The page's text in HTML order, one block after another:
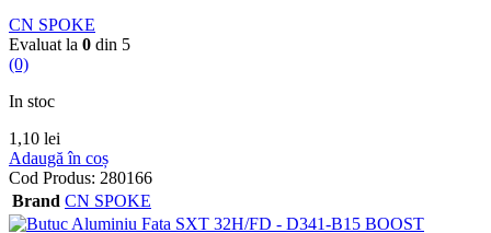
CN SPOKE
Evaluat la 0 din 5
(0)
In stoc
1,10 lei
Adaugă în coș
Cod Produs: 280166
Brand CN SPOKE